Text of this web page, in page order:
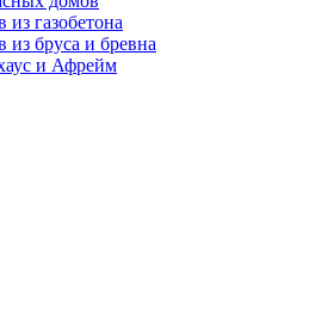
газобетона
бруса и бревна
и Афрейм